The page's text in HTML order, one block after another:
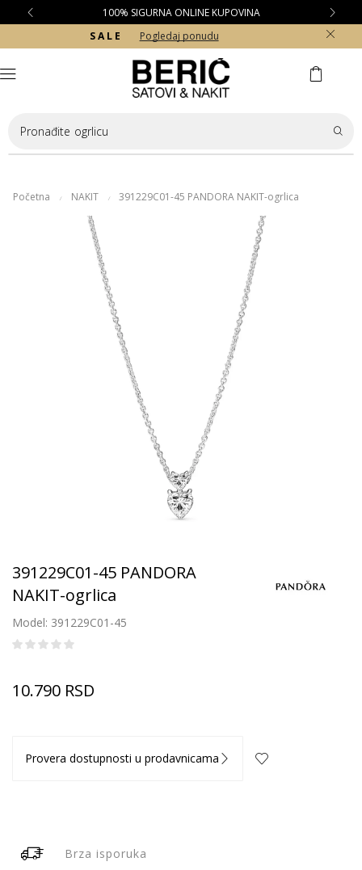
100% SIGURNA ONLINE KUPOVINA
S A L E
Pogledaj ponudu
Pronađite ogrlicu
Početna / NAKIT / 391229C01-45 PANDORA NAKIT-ogrlica
391229C01-45 PANDORA
NAKIT-ogrlica
Model: 391229C01-45
10.790 RSD
Provera dostupnosti u prodavnicama
Brza isporuka